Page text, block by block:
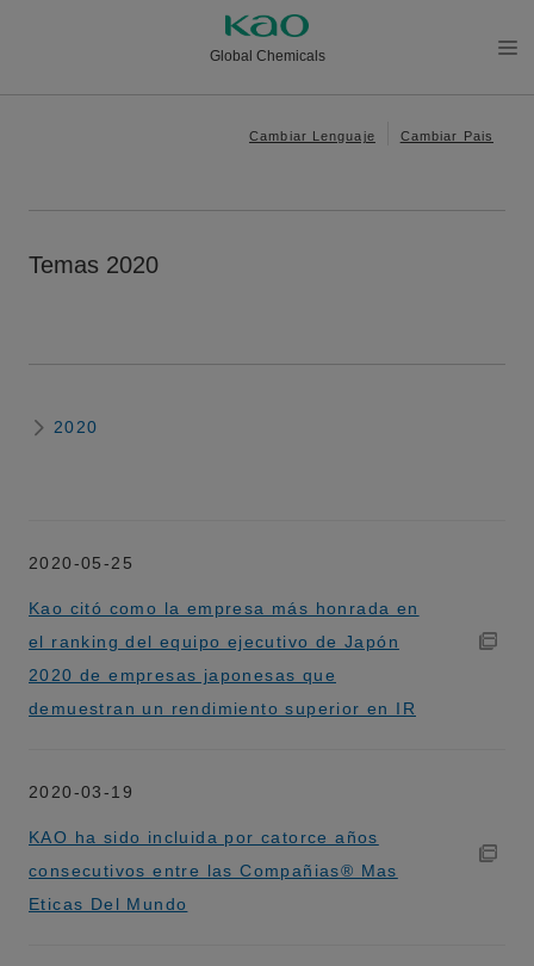
Global Chemicals
を開
Cambiar Lenguaje Cambiar Pais
Temas 2020
2020
2020-05-25
Kao citó como la empresa más honrada en
el ranking del equipo ejecutivo de Japón
2020 de empresas japonesas que
demuestran un rendimiento superior en IR
2020-03-19
KAO ha sido incluida por catorce años
consecutivos entre las Compañias® Mas
Eticas Del Mundo